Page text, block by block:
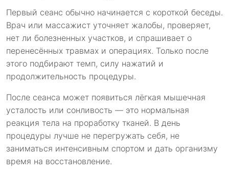
Первый сеанс обычно начинается с короткой беседы.
Врач или массажист уточняет жалобы, проверяет,
нет ли болезненных участков, и спрашивает о
перенесённых травмах и операциях. Только после
этого подбирают темп, силу нажатий и
продолжительность процедуры.
После сеанса может появиться лёгкая мышечная
усталость или сонливость — это нормальная
реакция тела на проработку тканей. В день
процедуры лучше не перегружать себя, не
заниматься интенсивным спортом и дать организму
время на восстановление.